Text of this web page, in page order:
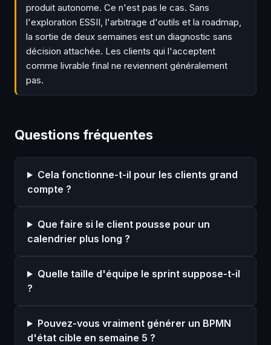
produit autonome. Ce n'est pas le cas. Sans
l'exploration ESSII, l'arbitrage d'outils et la roadmap,
la sortie de deux semaines est un diagnostic sans
décision attachée. Les clients qui l'acceptent
comme livrable final ne reviennent généralement
pas.
Questions fréquentes
Cela fonctionne-t-il pour les clients grand
compte ?
Que faire si le client pousse pour un
calendrier plus long ?
Quelle taille d'équipe le sprint suppose-t-il
?
Pouvez-vous vraiment générer un BPMN
d'état cible en semaine 5 ?